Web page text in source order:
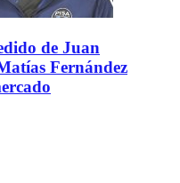
de Juan
Fernández